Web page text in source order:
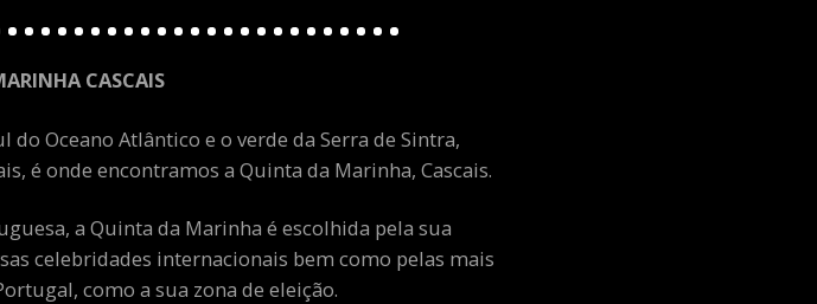
CASCAIS
Oceano Atlântico e o verde da Serra de Sintra,
é onde encontramos a Quinta da Marinha, Cascais.
a Quinta da Marinha é escolhida pela sua
celebridades internacionais bem como pelas mais
como a sua zona de eleição.